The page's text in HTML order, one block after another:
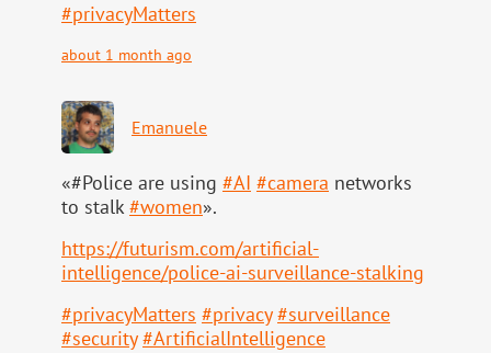
#privacyMatters
about 1 month ago
Emanuele
«#Police are using #AI #camera networks
to stalk#women».
https://futurism.com/artificial-
intelligence/police-ai-surveillance-stalking
#privacyMatters #privacy #surveillance
#security #ArtificialIntelligence